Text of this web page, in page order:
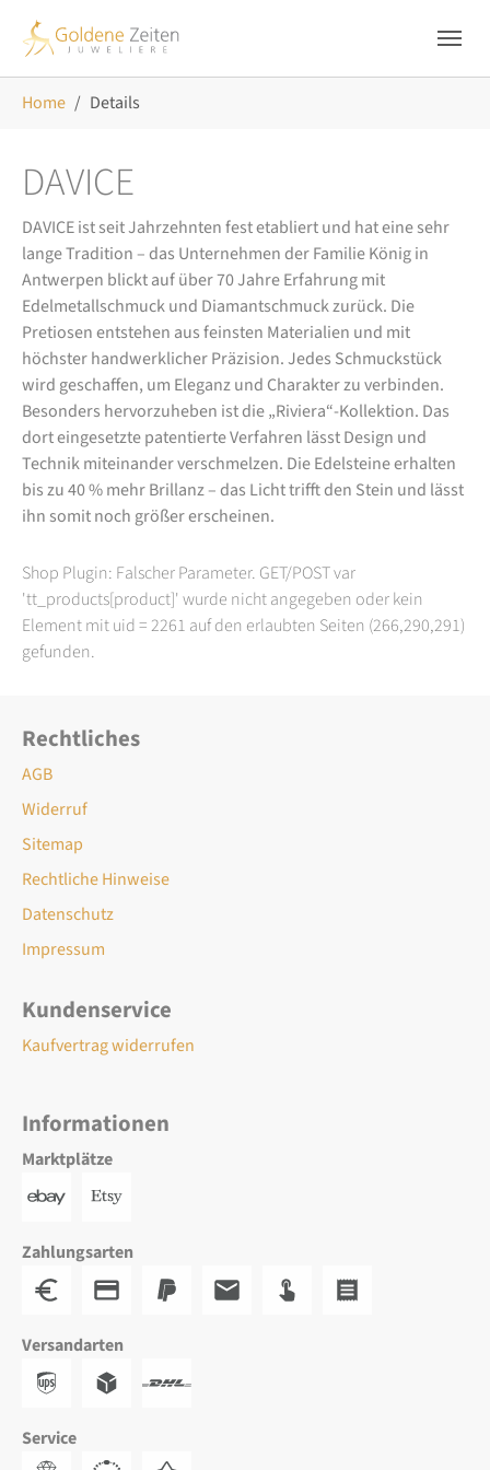
Home Details
DAVICE
DAVICE ist seit Jahrzehnten fest etabliert und hat eine sehr
lange Tradition – das Unternehmen der Familie König in
Antwerpen blickt auf über 70 Jahre Erfahrung mit
Edelmetallschmuck und Diamantschmuck zurück. Die
Pretiosen entstehen aus feinsten Materialien und mit
höchster handwerklicher Präzision. Jedes Schmuckstück
wird geschaffen, um Eleganz und Charakter zu verbinden.
Besonders hervorzuheben ist die „Riviera“-Kollektion. Das
dort eingesetzte patentierte Verfahren lässt Design und
Technik miteinander verschmelzen. Die Edelsteine erhalten
bis zu 40 % mehr Brillanz – das Licht trifft den Stein und lässt
ihn somit noch größer erscheinen.
Shop Plugin: Falscher Parameter. GET/POST var
'tt_products[product]' wurde nicht angegeben oder kein
Element mit uid = 2261 auf den erlaubten Seiten (266,290,291)
gefunden.
Rechtliches
AGB
Widerruf
Sitemap
Rechtliche Hinweise
Datenschutz
Impressum
Kundenservice
Kaufvertrag widerrufen
Informationen
Marktplätze
Zahlungsarten
Versandarten
Service